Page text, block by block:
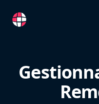
RemoteFR